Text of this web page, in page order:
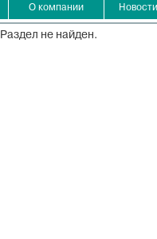
О компании Новости
Раздел не найден.